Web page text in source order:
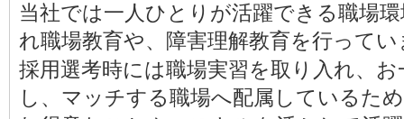
当社では一人ひとりが活躍できる職場
れ職場教育や、障害理解教育を行ってい
採用選考時には職場実習を取り入れ、
し、マッチする職場へ配属しているた